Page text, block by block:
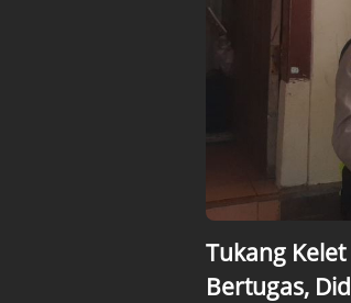
Tukang
Bertugas,